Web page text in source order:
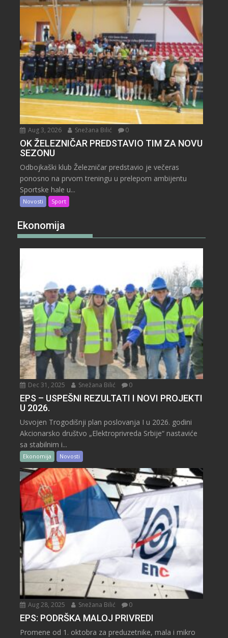
Aug 3, 2026 Snežana Bilić 0
OK ŽELEZNIČAR PREDSTAVIO TIM ZA NOVU
SEZONU
Odbojkaški klub Železničar predstavio je večeras
ponosno na prvom treningu u prelepom ambijentu
Sportske hale u...
Novosti Sport
Ekonomija
Dec 31, 2025 Snežana Bilić 0
EPS – USPEŠNI REZULTATI I NOVI PROJEKTI
U 2026.
Usvojen Trogodišnji plan poslovanja I u 2026. godini
Akcionarsko društvo „Elektroprivreda Srbije“ nastaviće
sa stabilnim i...
Ekonomija Novosti
Aug 28, 2025 Snežana Bilić 0
EPS: PODRŠKA MALOJ PRIVREDI
Promene od 1. oktobra za preduzetnike, mala i mikro